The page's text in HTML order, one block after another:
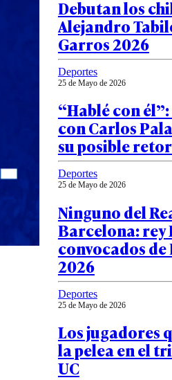
Debutan los
Alejandro
Garros 2026
Deportes
25 de Mayo de 2026
“Hablé con
con Carlos
su posible
Deportes
25 de Mayo de 2026
Ninguno del
Barcelona: rey
convocados
2026
Deportes
25 de Mayo de 2026
Los jugadores
la pelea en el
UC